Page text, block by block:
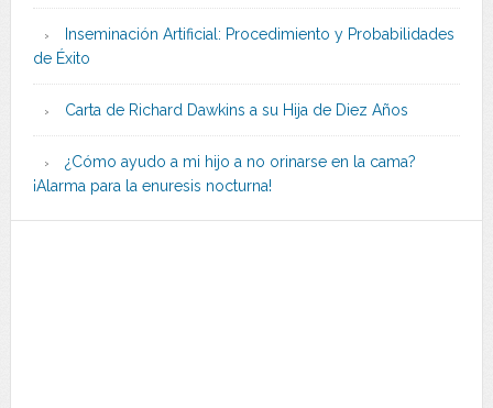
Inseminación Artificial: Procedimiento y Probabilidades
de Éxito
Carta de Richard Dawkins a su Hija de Diez Años
¿Cómo ayudo a mi hijo a no orinarse en la cama?
¡Alarma para la enuresis nocturna!